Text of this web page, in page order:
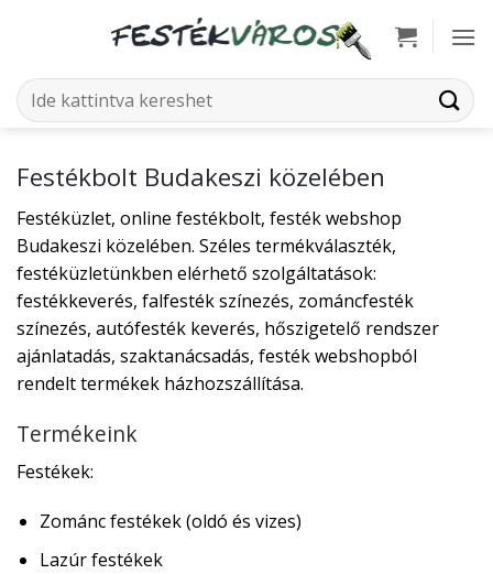
Keresés
a
Festékbolt Budakeszi közelében
Festéküzlet, online festékbolt, festék webshop
Budakeszi közelében. Széles termékválaszték,
festéküzletünkben elérhető szolgáltatások:
festékkeverés, falfesték színezés, zománcfesték
színezés, autófesték keverés, hőszigetelő rendszer
ajánlatadás, szaktanácsadás, festék webshopból
rendelt termékek házhozszállítása.
Termékeink
Festékek:
Zománc festékek (oldó és vizes)
Lazúr festékek